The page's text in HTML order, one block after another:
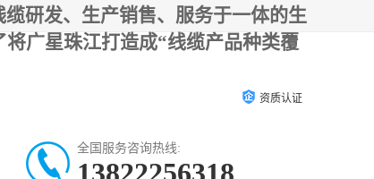
研发、生产销售、服务于一体的生
广星珠江打造成“线缆产品种类覆
资质认证
全国服务咨询热线: